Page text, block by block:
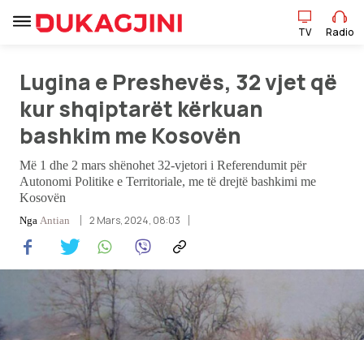
TV Radio
Lajme
Sport
Pikëpamje
Art Jete
Kulturë
TV Radio
Lugina e Preshevës, 32 vjet që
kur shqiptarët kërkuan
bashkim me Kosovën
Më 1 dhe 2 mars shënohet 32-vjetori i Referendumit për
Autonomi Politike e Territoriale, me të drejtë bashkimi me
Kosovën
Nga Antian 2 Mars, 2024, 08:03